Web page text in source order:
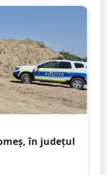
în județul